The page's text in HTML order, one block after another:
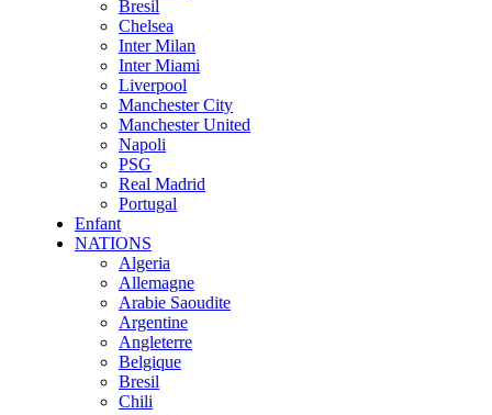
Bresil
Chelsea
Inter Milan
Inter Miami
Liverpool
Manchester City
Manchester United
Napoli
PSG
Real Madrid
Portugal
Enfant
NATIONS
Algeria
Allemagne
Arabie Saoudite
Argentine
Angleterre
Belgique
Bresil
Chili